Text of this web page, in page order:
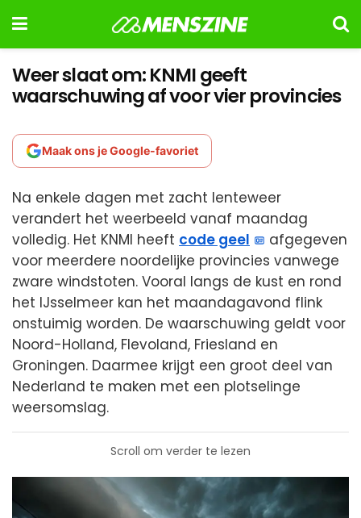
Weer slaat om: KNMI geeft
waarschuwing af voor vier provincies
Maak ons je Google-favoriet
Na enkele dagen met zacht lenteweer
verandert het weerbeeld vanaf maandag
volledig. Het KNMI heeft code geel
afgegeven
voor meerdere noordelijke provincies vanwege
zware windstoten. Vooral langs de kust en rond
het IJsselmeer kan het maandagavond flink
onstuimig worden. De waarschuwing geldt voor
Noord-Holland, Flevoland, Friesland en
Groningen. Daarmee krijgt een groot deel van
Nederland te maken met een plotselinge
weersomslag.
Scroll om verder te lezen